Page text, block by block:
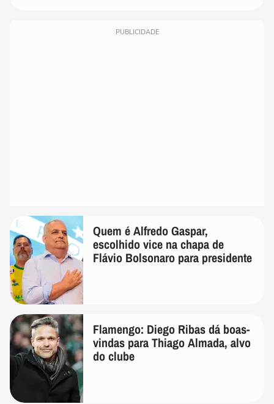
PUBLICIDADE
Quem é Alfredo Gaspar,
escolhido vice na chapa de
Flávio Bolsonaro para presidente
Flamengo: Diego Ribas dá boas-
vindas para Thiago Almada, alvo
do clube